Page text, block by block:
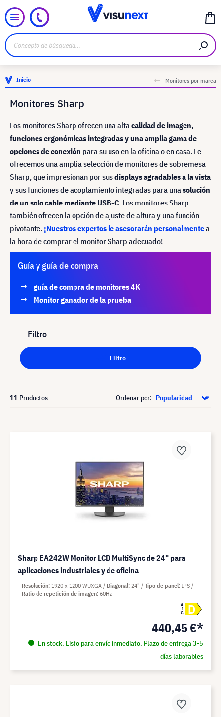
Inicio Monitores por marca
Monitores Sharp
Los monitores Sharp ofrecen una altacalidad de imagen,
funciones ergonómicas integradas y una amplia gama de
opciones de conexión para su uso en la oficina o en casa. Le
ofrecemos una amplia selección de monitores de sobremesa
Sharp, que impresionan por susdisplays agradables a la vista
y sus funciones de acoplamiento integradas para unasolución
de un solo cable mediante USB-C. Los monitores Sharp
también ofrecen la opción de ajuste de altura y una función
pivotante. ¡Nuestros expertos le asesorarán personalmentea
la hora de comprar el monitor Sharp adecuado!
Guía y guía de compra
guía de compra de monitores 4K
Monitor ganador de la prueba
Filtro
Filtro
11 Productos Ordenar por:
Sharp EA242W Monitor LCD MultiSync de 24" para
aplicaciones industriales y de oficina
A
G
D
440,45 €*
En stock. Listo para envío inmediato. Plazo de entrega 3-5
días laborables
Resolución 1920 x 1200 WUXGA Diagonal 24" Tipo de panel IPS
Ratio de repetición de imagen 60Hz